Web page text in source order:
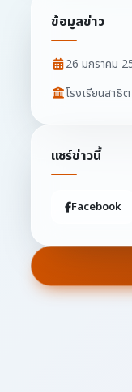
ข้อมูลข่าว
26 มกราคม
โรงเรียนสาธิ
แชร์ข่าวนี้
Facebook